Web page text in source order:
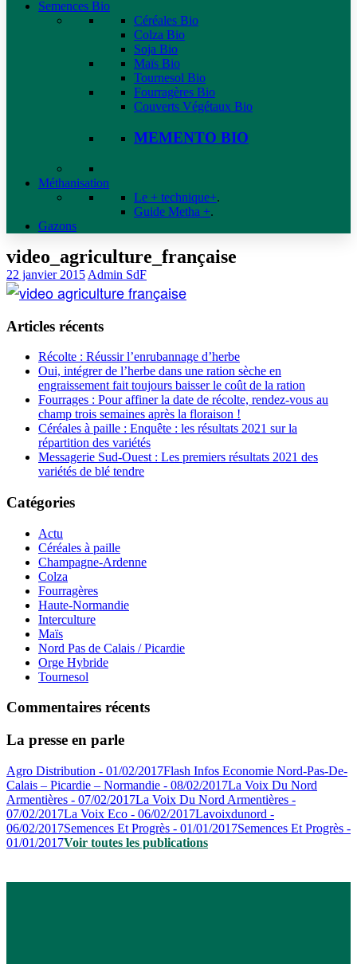
Semences Bio
Céréales Bio
Colza Bio
Soja Bio
Maïs Bio
Tournesol Bio
Fourragères Bio
Couverts Végétaux Bio
MEMENTO BIO
Méthanisation
Le + technique+.
Guide Metha +.
Gazons
video_agriculture_française
22 janvier 2015 Admin SdF
Articles récents
Récolte : Réussir l’enrubannage d’herbe
Oui, intégrer de l’herbe dans une ration sèche en
engraissement fait toujours baisser le coût de la ration
Fourrages : Pour affiner la date de récolte, rendez-vous au
champ trois semaines après la floraison !
Céréales à paille : Enquête : les résultats 2021 sur la
répartition des variétés
Messagerie Sud-Ouest : Les premiers résultats 2021 des
variétés de blé tendre
Catégories
Actu
Céréales à paille
Champagne-Ardenne
Colza
Fourragères
Haute-Normandie
Interculture
Maïs
Nord Pas de Calais / Picardie
Orge Hybride
Tournesol
Commentaires récents
La presse en parle
Agro Distribution - 01/02/2017Flash Infos Economie Nord-Pas-De-
Calais – Picardie – Normandie - 08/02/2017La Voix Du Nord
Armentières - 07/02/2017La Voix Du Nord Armentières -
07/02/2017La Voix Eco - 06/02/2017Lavoixdunord -
06/02/2017Semences Et Progrès - 01/01/2017Semences Et Progrès -
01/01/2017Voir toutes les publications